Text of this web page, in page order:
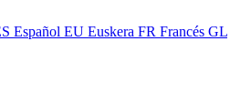
Español EU Euskera FR Francés GL